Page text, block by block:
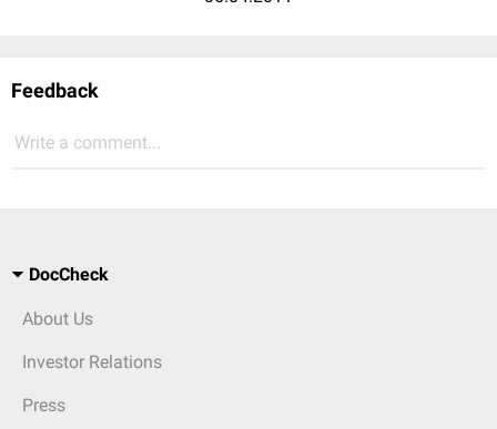
Feedback
Write a comment...
DocCheck
About Us
Investor Relations
Press